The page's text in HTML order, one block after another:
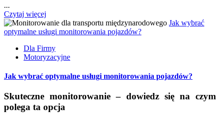
...
Czytaj więcej
Jak wybrać
optymalne usługi monitorowania pojazdów?
Dla Firmy
Motoryzacyjne
Jak wybrać optymalne usługi monitorowania pojazdów?
Skuteczne monitorowanie – dowiedz się na czym
polega ta opcja